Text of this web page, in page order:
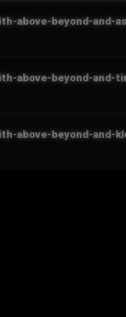
above-beyond-and-
above-beyond-and-
above-beyond-and-